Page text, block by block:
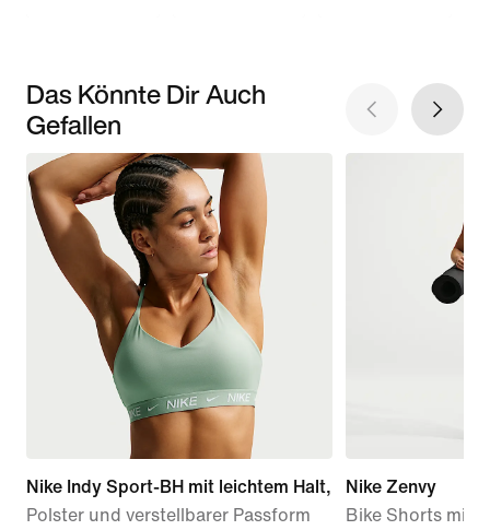
Das Könnte Dir Auch
Gefallen
Nike Indy Sport-BH mit leichtem Halt,
Polster und verstellbarer Passform
Nike Zenvy
Bike Shorts mit